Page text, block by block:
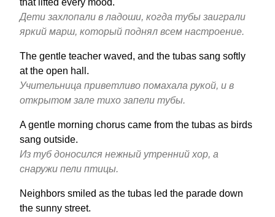
that lifted every mood.
Дети захлопали в ладоши, когда тубы заиграли
яркий марш, который поднял всем настроение.
The gentle teacher waved, and the tubas sang softly
at the open hall.
Учительница приветливо помахала рукой, и в
открытом зале тихо запели тубы.
A gentle morning chorus came from the tubas as birds
sang outside.
Из туб доносился нежный утренний хор, а
снаружи пели птицы.
Neighbors smiled as the tubas led the parade down
the sunny street.